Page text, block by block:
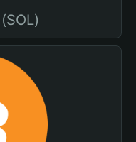
محفظة سولانا (SOL)